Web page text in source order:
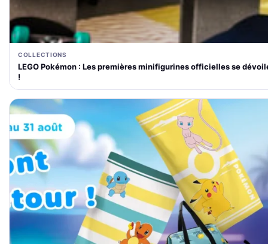
COLLECTIONS
LEGO Pokémon : Les premières minifigurines officielles se
!